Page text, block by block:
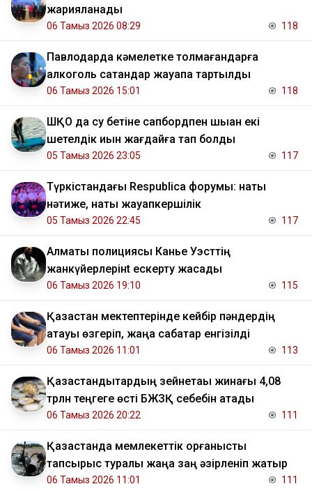
жарияланады
06 Тамыз 2026 08:29 118
Павлодарда кәмелетке толмағандарға
алкоголь сатқандар жауапқа тартылды
06 Тамыз 2026 15:01 118
ШҚО да су бетіне сапбордпен шыққан екі
шетелдік қиын жағдайға тап болды
05 Тамыз 2026 23:05 117
Түркістандағы Respublica форумы: нақты
нәтиже, нақты жауапкершілік
05 Тамыз 2026 22:45 117
Алматы полициясы Канье Уэсттің
жанкүйерлерінt ескерту жасады
06 Тамыз 2026 19:10 115
Қазақстан мектептерінде кейбір пәндердің
атауы өзгеріп, жаңа сабақтар енгізілді
06 Тамыз 2026 11:01 113
Қазақстандықтардың зейнетақы жинағы 4,08
трлн теңгеге өсті БЖЗҚ себебін атады
06 Тамыз 2026 20:22 111
Қазақстанда мемлекеттік қорғаныстық
тапсырыс туралы жаңа заң әзірленіп жатыр
06 Тамыз 2026 11:01 111